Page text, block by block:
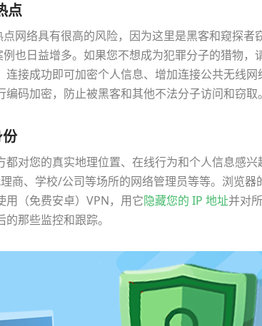
点
点网络具有很高的风险，因为这里是黑客和窥探者
也日益增多。如果您不想成为犯罪分子的猎物
连接成功即可加密个人信息、增加连接公共无线
码加密，防止被黑客和其他不法分子访问和窃取。
都对您的真实地理位置、在线行为和个人信息感
理商、学校/公司等场所的网络管理员等等。浏览器
用（免费安卓）VPN，用它隐藏您的 IP 地址并对
那些监控和跟踪。